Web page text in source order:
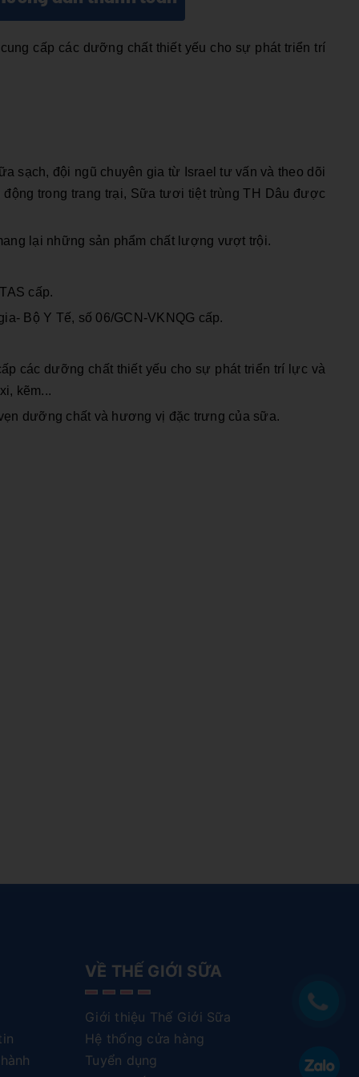
cấp các dưỡng chất thiết yếu cho sự phát triển trí
sạch, đội ngũ chuyên gia từ Israel tư vấn và theo dõi
trong trang trại, Sữa tươi tiệt trùng TH Dâu được
lại những sản phẩm chất lượng vượt trội.
cấp.
Bộ Y Tế, số 06/GCN-VKNQG cấp.
các dưỡng chất thiết yếu cho sự phát triển trí lực và
kẽm...
dưỡng chất và hương vị đặc trưng của sữa.
VỀ THẾ GIỚI SỮA
Giới thiệu Thế Giới Sữa
Hệ thống cửa hàng
Tuyển dụng